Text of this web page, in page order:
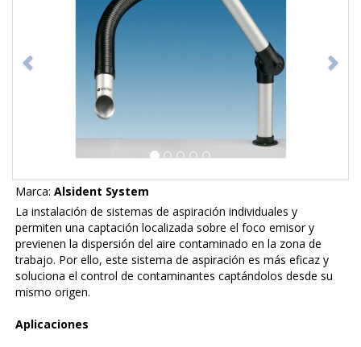
Marca:Alsident System
La instalación de sistemas de aspiración individuales y
permiten una captación localizada sobre el foco emisor y
previenen la dispersión del aire contaminado en la zona de
trabajo. Por ello, este sistema de aspiración es más eficaz y
soluciona el control de contaminantes captándolos desde su
mismo origen.
Aplicaciones